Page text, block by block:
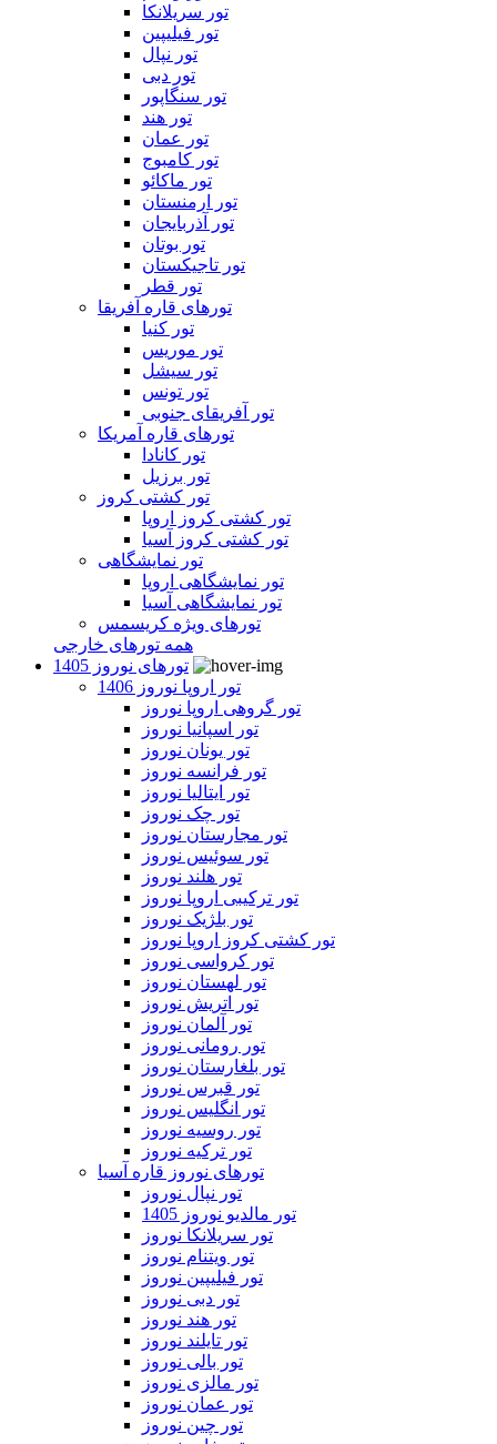
تور سریلانکا
تور فیلیپین
تور نپال
تور دبی
تور سنگاپور
تور هند
تور عمان
تور کامبوج
تور ماکائو
تور ارمنستان
تور آذربایجان
تور بوتان
تور تاجیکستان
تور قطر
تورهای قاره آفریقا
تور کنیا
تور موریس
تور سیشل
تور تونس
تور آفریقای جنوبی
تورهای قاره آمریکا
تور کانادا
تور برزیل
تور کشتی کروز
تور کشتی کروز اروپا
تور کشتی کروز آسیا
تور نمایشگاهی
تور نمایشگاهی اروپا
تور نمایشگاهی آسیا
تورهای ویژه کریسمس
همه تورهای خارجی
تورهای نوروز 1405
تور اروپا نوروز 1406
تور گروهی اروپا نوروز
تور اسپانیا نوروز
تور یونان نوروز
تور فرانسه نوروز
تور ایتالیا نوروز
تور چک نوروز
تور مجارستان نوروز
تور سوئیس نوروز
تور هلند نوروز
تور ترکیبی اروپا نوروز
تور بلژیک نوروز
تور کشتی کروز اروپا نوروز
تور کرواسی نوروز
تور لهستان نوروز
تور اتریش نوروز
تور آلمان نوروز
تور رومانی نوروز
تور بلغارستان نوروز
تور قبرس نوروز
تور انگلیس نوروز
تور روسیه نوروز
تور ترکیه نوروز
تورهای نوروز قاره آسیا
تور نپال نوروز
تور مالدیو نوروز 1405
تور سریلانکا نوروز
تور ویتنام نوروز
تور فیلیپین نوروز
تور دبی نوروز
تور هند نوروز
تور تایلند نوروز
تور بالی نوروز
تور مالزی نوروز
تور عمان نوروز
تور چین نوروز